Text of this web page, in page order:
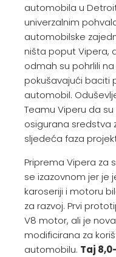
automobila u
univerzalnim
automobilske
ništa poput Vipera,
odmah su pohrlili
pokušavajući baciti
automobil.
Teamu Viperu da
osigurana sredstva
sljedeća faza
Priprema Vipera za
se izazovnom jer je
karoseriji i motoru
za razvoj. Prvi
V8 motor, ali je
modificirana za
automobilu. Taj